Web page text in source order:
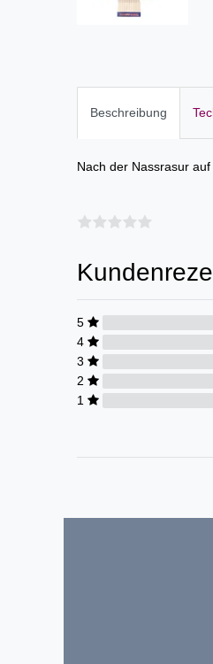
Beschreibung
Nach der Nassrasur
5
4
3
2
1